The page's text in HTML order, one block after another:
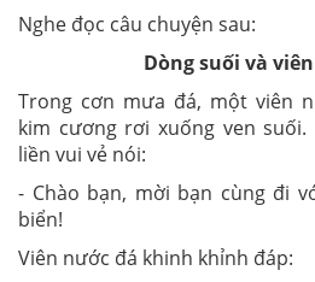
Nghe đọc câu chuyện sau:
Dòng suối và
Trong cơn mưa đá, một viên
kim cương rơi xuống ven
liền vui vẻ nói:
- Chào bạn, mời bạn cùng đi
biển!
Viên nước đá khinh khỉnh đáp: